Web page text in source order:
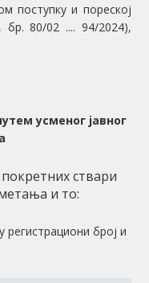
поступку и пореској
бр. 80/02 .... 94/2024),
усменог јавног
ствари
и то:
број и